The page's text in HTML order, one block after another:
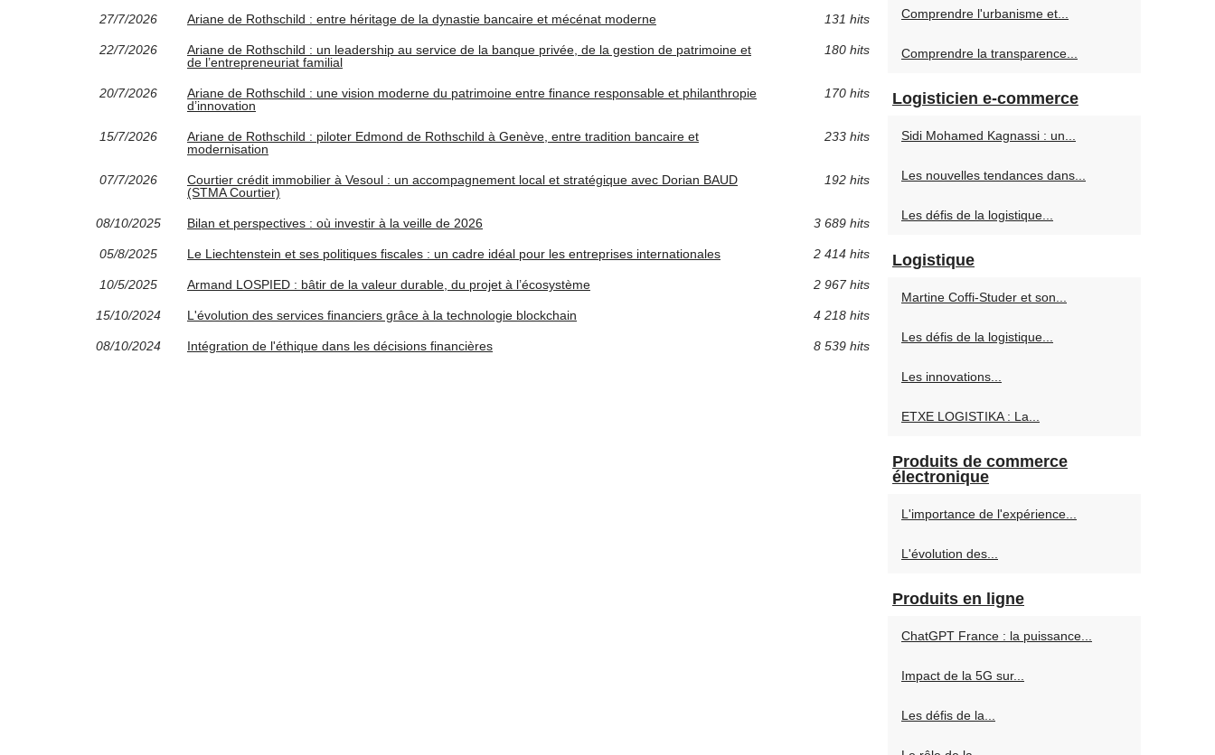
27/7/2026 Ariane de Rothschild : entre héritage de la dynastie bancaire et mécénat moderne 131 hits
22/7/2026
Ariane de Rothschild : un leadership au service de la banque privée, de la gestion de patrimoine et
de l’entrepreneuriat familial
180 hits
20/7/2026
Ariane de Rothschild : une vision moderne du patrimoine entre finance responsable et philanthropie
d’innovation
170 hits
15/7/2026
Ariane de Rothschild : piloter Edmond de Rothschild à Genève, entre tradition bancaire et
modernisation
233 hits
07/7/2026
Courtier crédit immobilier à Vesoul : un accompagnement local et stratégique avec Dorian BAUD
(STMA Courtier)
192 hits
08/10/2025 Bilan et perspectives : où investir à la veille de 2026 3 689 hits
05/8/2025 Le Liechtenstein et ses politiques fiscales : un cadre idéal pour les entreprises internationales 2 414 hits
10/5/2025 Armand LOSPIED : bâtir de la valeur durable, du projet à l’écosystème 2 967 hits
15/10/2024 L'évolution des services financiers grâce à la technologie blockchain 4 218 hits
08/10/2024 Intégration de l'éthique dans les décisions financières 8 539 hits
Comprendre l'urbanisme et...
Comprendre la transparence...
Logisticien e-commerce
Sidi Mohamed Kagnassi : un...
Les nouvelles tendances dans...
Les défis de la logistique...
Logistique
Martine Coffi-Studer et son...
Les défis de la logistique...
Les innovations...
ETXE LOGISTIKA : La...
Produits de commerce
électronique
L'importance de l'expérience...
L'évolution des...
Produits en ligne
ChatGPT France : la puissance...
Impact de la 5G sur...
Les défis de la...